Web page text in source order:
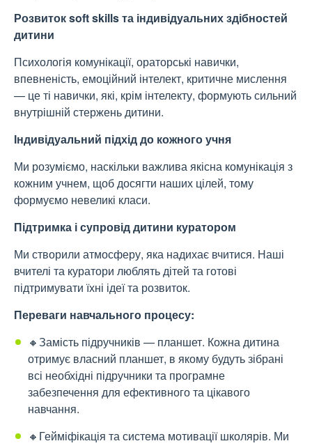
Розвиток soft skills та індивідуальних здібностей
дитини
Психологія комунікації, ораторські навички,
впевненість, емоційний інтелект, критичне мислення
— це ті навички, які, крім інтелекту, формують сильний
внутрішній стержень дитини.
Індивідуальний підхід до кожного учня
Ми розуміємо, наскільки важлива якісна комунікація з
кожним учнем, щоб досягти наших цілей, тому
формуємо невеликі класи.
Підтримка і супровід дитини куратором
Ми створили атмосферу, яка надихає вчитися. Наші
вчителі та куратори люблять дітей та готові
підтримувати їхні ідеї та розвиток.
Переваги навчального процесу:
🔸Замість підручників — планшет. Кожна дитина
отримує власний планшет, в якому будуть зібрані
всі необхідні підручники та програмне
забезпечення для ефективного та цікавого
навчання.
🔸Гейміфікація та система мотивації школярів. Ми